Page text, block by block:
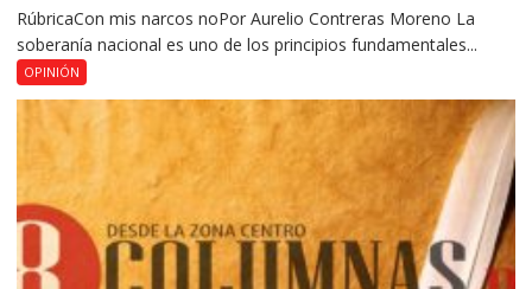
RúbricaCon mis narcos noPor Aurelio Contreras Moreno La
soberanía nacional es uno de los principios fundamentales...
OPINIÓN